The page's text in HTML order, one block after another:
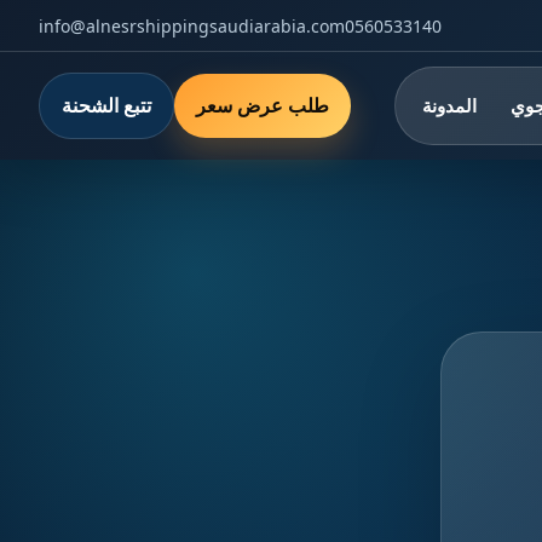
0560533140
info@alnesrshippingsaudiarabia.com
المدونة طلب عرض سعر تتبع الشحنة